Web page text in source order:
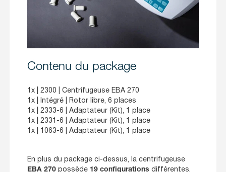
Contenu du package
1x | 2300 | Centrifugeuse EBA 270
1x |
Intégré
| Rotor libre, 6 places
1x | 2333-6 | Adaptateur (Kit), 1 place
1x | 2331-6 | Adaptateur (Kit), 1 place
1x | 1063-6 | Adaptateur (Kit), 1 place
En plus du package ci-dessus, la centrifugeuse
EBA 270 possède 19 configurations différentes,